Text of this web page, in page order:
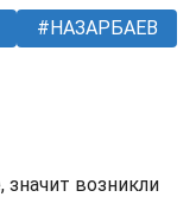
НАЗАРБАЕВ
возникли